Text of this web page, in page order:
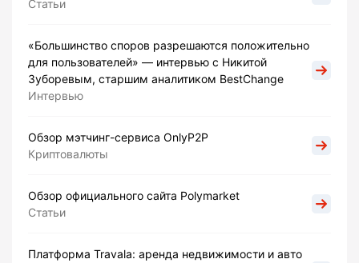
Статьи
«Большинство споров разрешаются положительно
для пользователей» — интервью с Никитой
Зуборевым, старшим аналитиком BestChange
Интервью
Обзор мэтчинг-сервиса OnlyP2P
Криптовалюты
Обзор официального сайта Polymarket
Статьи
Платформа Travala: аренда недвижимости и авто